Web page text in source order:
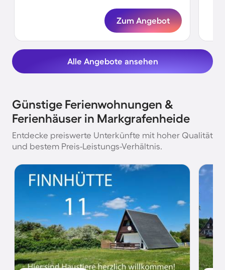
Zum Angebot
Alle Angebote ansehen
Günstige Ferienwohnungen &
Ferienhäuser in Markgrafenheide
Entdecke preiswerte Unterkünfte mit hoher Qualität
und bestem Preis-Leistungs-Verhältnis.